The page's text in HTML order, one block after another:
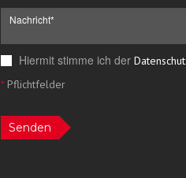
Hiermit stimme ich der
*Pflichtfelder
Senden